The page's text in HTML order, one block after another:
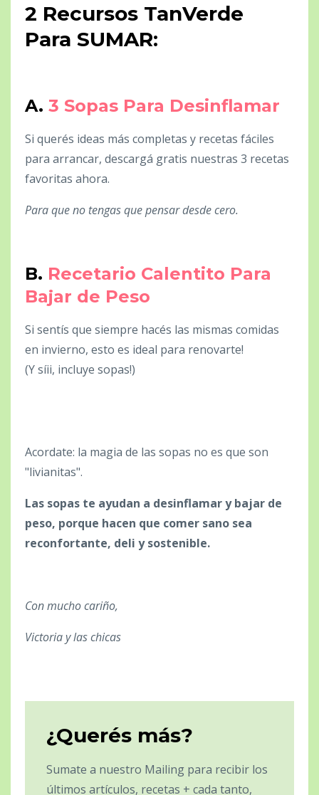
2 Recursos TanVerde
Para SUMAR:
A. 3 Sopas Para Desinflamar
Si querés ideas más completas y recetas fáciles
para arrancar, descargá gratis nuestras 3 recetas
favoritas ahora.
Para que no tengas que pensar desde cero.
B. Recetario Calentito Para
Bajar de Peso
Si sentís que siempre hacés las mismas comidas
en invierno, esto es ideal para renovarte!
(Y síii, incluye sopas!)
Acordate: la magia de las sopas no es que son
"livianitas".
Las sopas te ayudan a desinflamar y bajar de
peso, porque hacen que comer sano sea
reconfortante, deli y sostenible.
Con mucho cariño,
Victoria y las chicas
¿Querés más?
Sumate a nuestro Mailing para recibir los
últimos artículos, recetas + cada tanto,